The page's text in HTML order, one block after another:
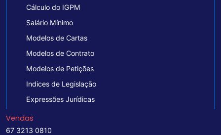
Cálculo do IGPM
Salário Mínimo
Modelos de Cartas
Modelos de Contrato
Modelos de Petições
Indices de Legislação
Expressões Jurídicas
Vendas
67 3213 0810